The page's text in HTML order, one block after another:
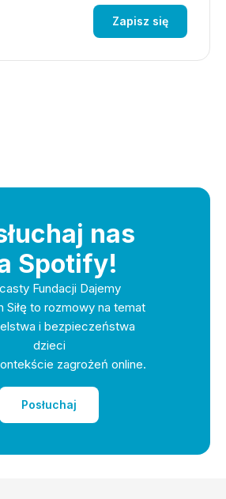
Zapisz się
nas
Spotify!
Fundacji Dajemy
Siłę to rozmowy na temat
i bezpieczeństwa
dzieci
zagrożeń online.
Posłuchaj